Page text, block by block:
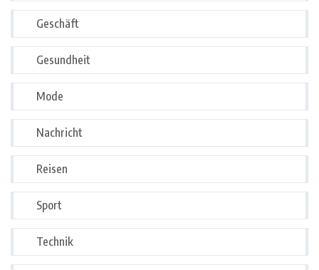
Geschäft
Gesundheit
Mode
Nachricht
Reisen
Sport
Technik